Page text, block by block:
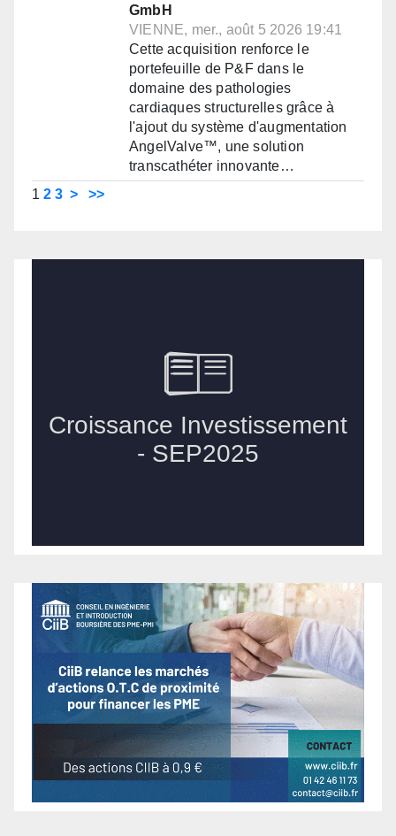
GmbH
VIENNE, mer., août 5 2026 19:41
Cette acquisition renforce le
portefeuille de P&F dans le
domaine des pathologies
cardiaques structurelles grâce à
l'ajout du système d'augmentation
AngelValve™, une solution
transcathéter innovante…
1 2 3 > >>